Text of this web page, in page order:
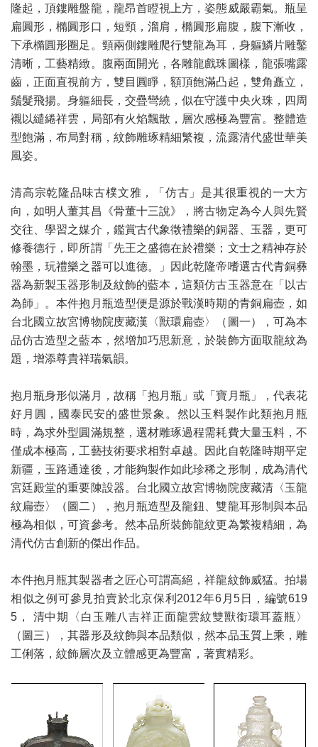
隆起，頂鏤雕盤龍，龍昂首瞪視上方，姿態威嚴霸氣。瓶呈
扁圓形，橢圓形口，短頸，溜肩，橢圓形扁腹，腹下漸收，
下承橢圓形圈足。頸兩側鏤雕爬行雙龍為耳，身軀鱗片雕鑿
清晰，工藝精緻。腹兩面開光，各雕龍戲珠圖樣，龍張嘴露
齒，正面直視前方，雙目圓睜，額頂飽滿凸起，雙角矗立，
鬚髮飛揚。身軀細長，交疊彎繞，似在守護中央火珠，四周
襯以繾綣祥雲，局部有火焰飄散，層次感極為豐富。整體造
型飽滿，布局對稱，紋飾雕琢精細繁複，流露清代盛世華美
風姿。
清高宗乾隆品味古樸文雅，「仿古」是其很重視的一大方
向，如明人董其昌《骨董十三說》，將古物定為今人與先賢
交往、學習之媒介，鑑賞古代象徵禮樂的銅器、玉器，更可
修養德行，即所謂「先王之盛德在於禮樂；文士之精神存於
翰墨，玩禮樂之器可以進德。」因此乾隆帝嗜選古代青銅彝
器為新製玉器形制及紋飾的藍本，這類仿古玉器意在「以古
為師」。本件抱月瓶造型便是源於戰漢時期的青銅扁壺，如
台北國立故宮博物院庋藏漢〈獸環扁壺〉（圖一），可為本
品仿古造型之藍本，然增加巧思新意，於裝飾方面取龍紋為
題，增添尊貴祥瑞氣韻。
抱月瓶身形似滿月，故稱「抱月瓶」或「寶月瓶」，代表花
好月圓，國泰民安的盛世景象。然以玉料製作此類抱月瓶
時，為求外型圓滿規整，選材雕琢過程需耗費大量玉料，不
僅成本極高，工藝技術要求相對卓越。因此自乾隆時期平定
新疆，玉路通達後，才能夠製作如此珍稀之形制，成為清代
宮廷殿堂的重要陳設器。台北國立故宮博物院庋藏清〈玉龍
紋扁壺〉（圖二），抱月瓶造型及龍鈕、雙龍耳形制與本品
極為相似，可資參考。然本品所裝飾龍紋更為繁複精細，為
清代仿古創新的傑出作品。
本件抱月瓶其製器者之匠心可謂高絕，祥龍紋飾威猛。拍場
相似之例可參見拍賣於北京保利2012年6月5日，編號619
5， 清中期〈白玉雕八吉祥正面龍雲紋雙獸銜環耳蓋瓶〉
（圖三），其器形及紋飾與本品類似，然本品玉質上乘，雕
工俐落，紋飾層次及立體感更為豐富，著實精彩。